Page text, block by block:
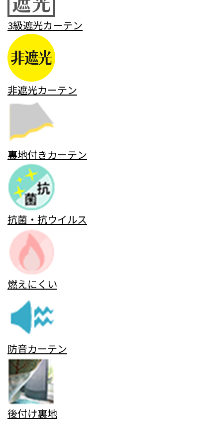
3級遮光カーテン
非遮光カーテン
裏地付きカーテン
抗菌・抗ウイルス
燃えにくい
防音カーテン
後付け裏地